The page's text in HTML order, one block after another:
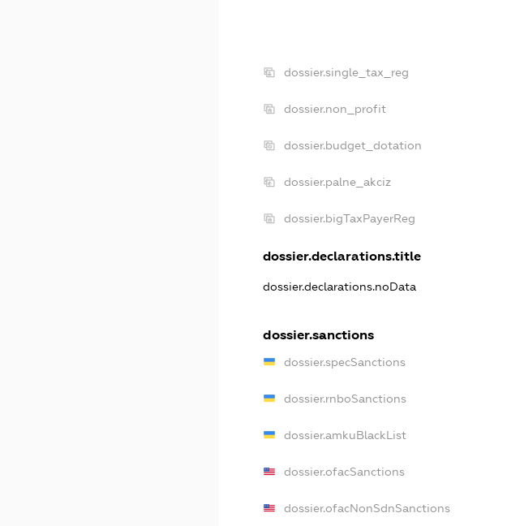
dossier.single_tax_reg
dossier.non_profit
dossier.budget_dotation
dossier.palne_akciz
dossier.bigTaxPayerReg
dossier.declarations.title
dossier.declarations.noData
dossier.sanctions
dossier.specSanctions
dossier.rnboSanctions
dossier.amkuBlackList
dossier.ofacSanctions
dossier.ofacNonSdnSanctions